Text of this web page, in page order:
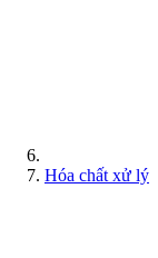
Hóa chất xử lý